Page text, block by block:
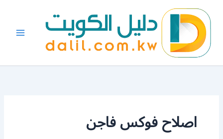
المحتوى
اصلاح فوكس فاجن